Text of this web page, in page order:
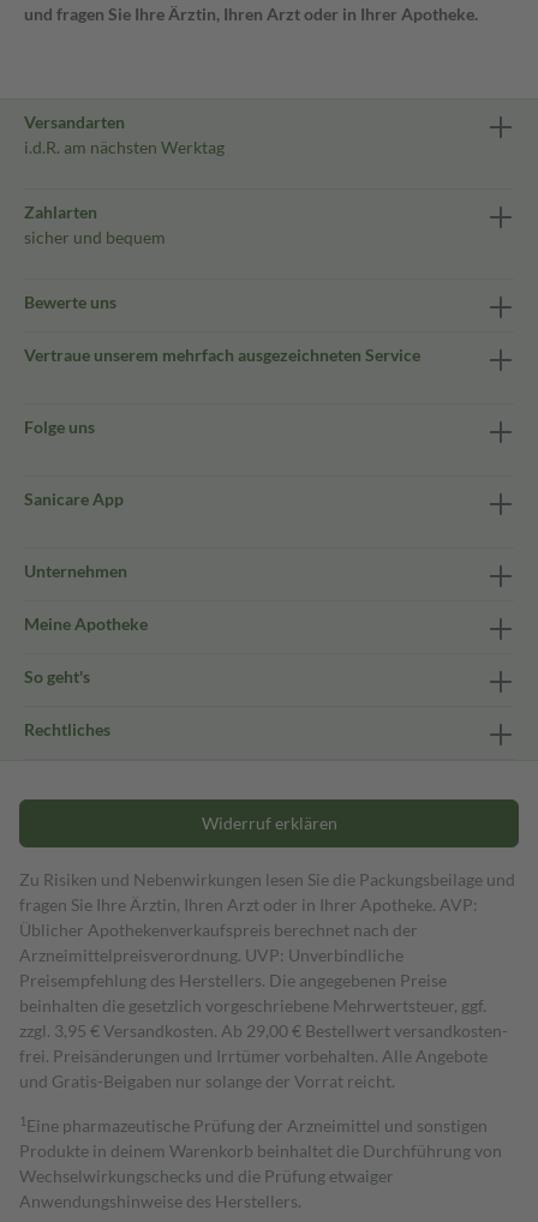
und fragen Sie Ihre Ärztin, Ihren Arzt oder in Ihrer Apotheke.
Versandarten
i.d.R. am nächsten Werktag
Zahlarten
sicher und bequem
Bewerte uns
Vertraue unserem mehrfach ausgezeichneten Service
Folge uns
Sanicare App
Unternehmen
Meine Apotheke
So geht's
Rechtliches
Widerruf erklären
Zu Risiken und Nebenwirkungen lesen Sie die Packungsbeilage und
fragen Sie Ihre Ärztin, Ihren Arzt oder in Ihrer Apotheke. AVP:
Üblicher Apothekenverkaufspreis berechnet nach der
Arzneimittelpreisverordnung. UVP: Unverbindliche
Preisempfehlung des Herstellers. Die angegebenen Preise
beinhalten die gesetzlich vorgeschriebene Mehrwertsteuer, ggf.
zzgl. 3,95 € Versandkosten. Ab 29,00 € Bestell­wert versand­kosten­
frei. Preisänderungen und Irrtümer vorbehalten. Alle Angebote
und Gratis-Beigaben nur solange der Vorrat reicht.
1 Eine pharmazeutische Prüfung der Arzneimittel und sonstigen
Produkte in deinem Warenkorb beinhaltet die Durchführung von
Wechselwirkungschecks und die Prüfung etwaiger
Anwendungshinweise des Herstellers.